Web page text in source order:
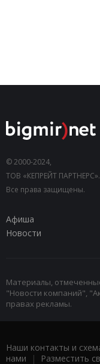
© 2000-2024,
ТОВ «КЕПРЕЙТ ПАРТНЕРС».
Все права защищены.
Афиша
Новости
Материалы,
"Новости компаний",
правах рекламы.
Наши контакты и
нами | Разместить